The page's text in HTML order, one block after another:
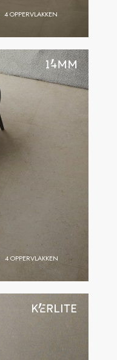
4 OPPERVLAKKEN
4 OPPERVLAKKEN